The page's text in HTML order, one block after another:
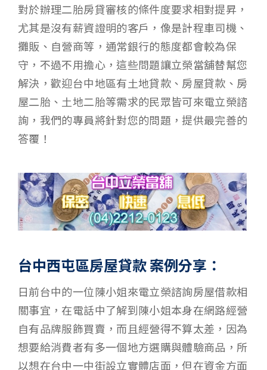
對於辦理二胎房貸審核的條件度要求相對提昇，
尤其是沒有薪資證明的客戶，像是計程車司機、
攤販、自營商等，通常銀行的態度都會較為保
守，不過不用擔心，這些問題讓立榮當舖替幫您
解決，歡迎台中地區有土地貸款、房屋貸款、房
屋二胎、土地二胎等需求的民眾皆可來電立榮諮
詢，我們的專員將針對您的問題，提供最完善的
答覆！
台中西屯區房屋貸款 案例分享：
日前台中的一位陳小姐來電立榮諮詢房屋借款相
關事宜，在電話中了解到陳小姐本身在網路經營
自有品牌服飾買賣，而且經營得不算太差，因為
想要給消費者有多一個地方選購與體驗商品，所
以想在台中一中街設立實體店面，但在資金方面